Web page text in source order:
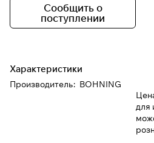
Сообщить о
поступлении
Характеристики
Производитель: BOHNING
для
Добавляйте товары
При оформлении
выберите метод
Оплачивайте
картой любого банка